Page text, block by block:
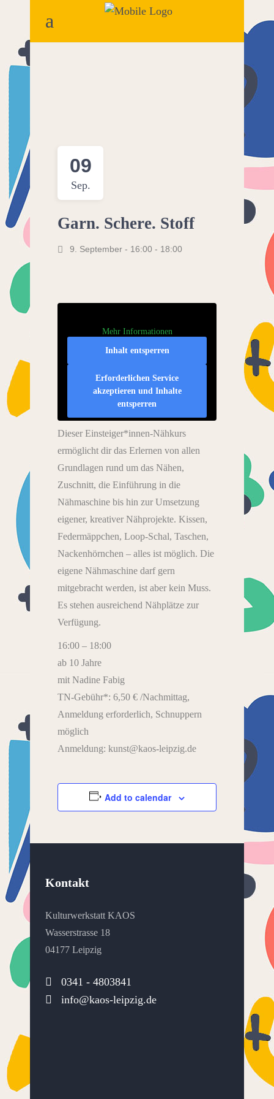
09
Sep.
Garn. Schere. Stoff
9. September - 16:00 - 18:00
Mehr Informationen
Inhalt entsperren
Erforderlichen Service
akzeptieren und Inhalte
entsperren
Dieser Einsteiger*innen-Nähkurs
ermöglicht dir das Erlernen von allen
Grundlagen rund um das Nähen,
Zuschnitt, die Einführung in die
Nähmaschine bis hin zur Umsetzung
eigener, kreativer Nähprojekte. Kissen,
Federmäppchen, Loop-Schal, Taschen,
Nackenhörnchen – alles ist möglich. Die
eigene Nähmaschine darf gern
mitgebracht werden, ist aber kein Muss.
Es stehen ausreichend Nähplätze zur
Verfügung.
16:00 – 18:00
ab 10 Jahre
mit Nadine Fabig
TN-Gebühr*: 6,50 € /Nachmittag,
Anmeldung erforderlich, Schnuppern
möglich
Anmeldung: kunst@kaos-leipzig.de
Add to calendar
Kontakt
Kulturwerkstatt KAOS
Wasserstrasse 18
04177 Leipzig
0341 - 4803841
info@kaos-leipzig.de